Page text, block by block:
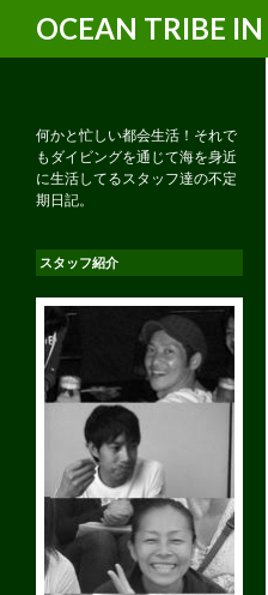
OCEAN TRIBE
何かと忙しい都会生活！それで
もダイビングを通じて海を身近
に生活してるスタッフ達の不定
期日記。
スタッフ紹介